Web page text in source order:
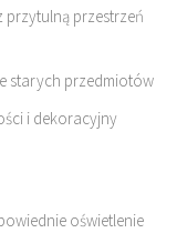
przytulną przestrzeń
starych przedmiotów
i dekoracyjny
oświetlenie